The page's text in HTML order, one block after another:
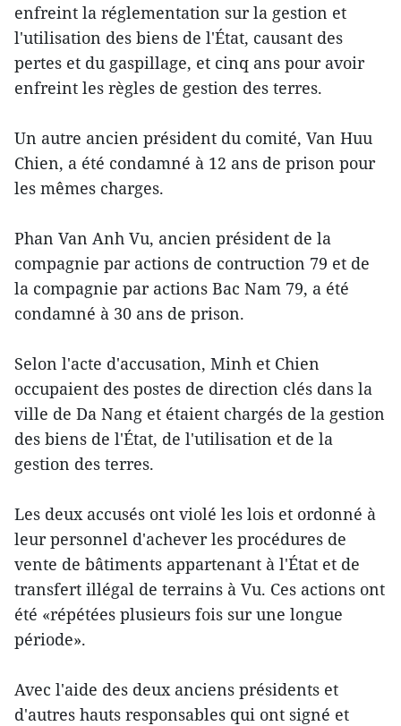
enfreint la réglementation sur la gestion et
l'utilisation des biens de l'État, causant des
pertes et du gaspillage, et cinq ans pour avoir
enfreint les règles de gestion des terres.
Un autre ancien président du comité, Van Huu
Chien, a été condamné à 12 ans de prison pour
les mêmes charges.
Phan Van Anh Vu, ancien président de la
compagnie par actions de contruction 79 et de
la compagnie par actions Bac Nam 79, a été
condamné à 30 ans de prison.
Selon l'acte d'accusation, Minh et Chien
occupaient des postes de direction clés dans la
ville de Da Nang et étaient chargés de la gestion
des biens de l'État, de l'utilisation et de la
gestion des terres.
Les deux accusés ont violé les lois et ordonné à
leur personnel d'achever les procédures de
vente de bâtiments appartenant à l'État et de
transfert illégal de terrains à Vu. Ces actions ont
été «répétées plusieurs fois sur une longue
période».
Avec l'aide des deux anciens présidents et
d'autres hauts responsables qui ont signé et